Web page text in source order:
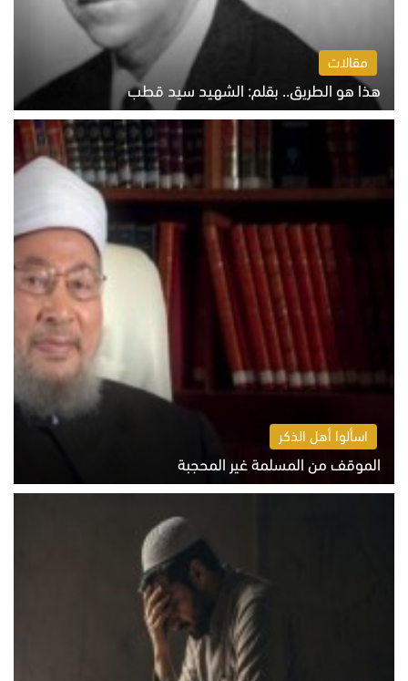
مقالات
هذا هو الطريق.. بقلم: الشهيد سيد قطب
الخميس 6 أغسطس 2026 10:52 ص
اسألوا أهل الذكر
الموقف من المسلمة غير المحجبة
الخميس 6 أغسطس 2026 10:45 ص